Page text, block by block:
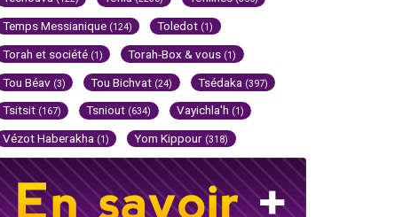
Temps Messianique (124) Toledot (1)
Torah et société (1) Torah-Box & vous (1)
Tou Béav (3) Tou Bichvat (24) Tsédaka (397)
Tsitsit (167) Tsniout (634) Vayichla'h (1)
Vézot Haberakha (1) Yom Kippour (318)